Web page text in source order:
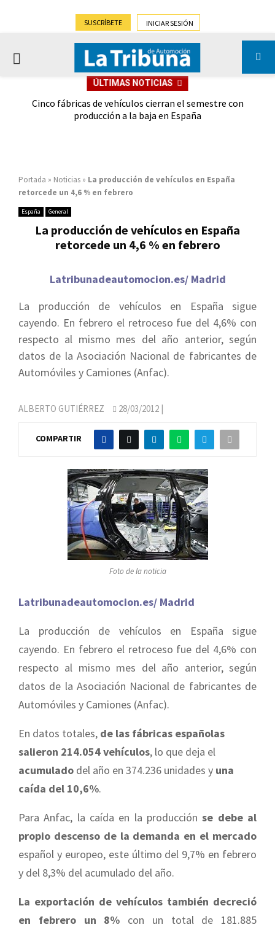
SUSCRÍBETE INICIAR SESIÓN
PRIMARY
ÚLTIMAS NOTICIAS
Cinco fábricas de vehículos cierran el semestre con
producción a la baja en España
Portada » Noticias » La producción de vehículos en España
retorcede un 4,6 % en febrero
España General
La producción de vehículos en España
retorcede un 4,6 % en febrero
Latribunadeautomocion.es/ Madrid
La producción de vehículos en España sigue
cayendo. En febrero el retroceso fue del 4,6% con
respecto al mismo mes del año anterior, según
datos de la Asociación Nacional de fabricantes de
Automóviles y Camiones (Anfac).
ALBERTO GUTIÉRREZ 28/03/2012 |
COMPARTIR
Foto de la noticia
Latribunadeautomocion.es/ Madrid
La producción de vehículos en España sigue
cayendo. En febrero el retroceso fue del 4,6% con
respecto al mismo mes del año anterior, según
datos de la Asociación Nacional de fabricantes de
Automóviles y Camiones (Anfac).
En datos totales, de las fábricas españolas
salieron 214.054 vehículos, lo que deja el
acumulado del año en 374.236 unidades y una
caída del 10,6%.
Para Anfac, la caída en la producciónse debe al
propio descenso de la demanda en el mercado
español y europeo, este último del 9,7% en febrero
y del 8,3% del acumulado del año.
La exportación de vehículos también decreció
en febrero un 8% con un total de 181.885